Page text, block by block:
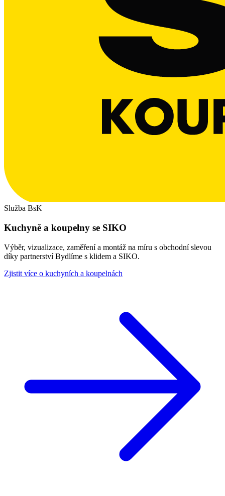
Služba BsK
Kuchyně a koupelny se SIKO
Výběr, vizualizace, zaměření a montáž na míru s obchodní slevou
díky partnerství Bydlíme s klidem a SIKO.
Zjistit více o kuchyních a koupelnách